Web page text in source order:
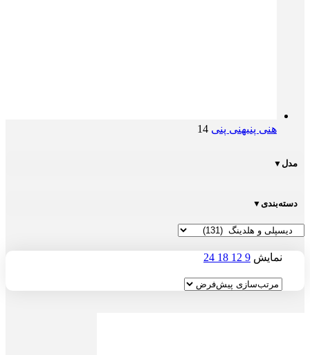
هنی پنیهنی پنی 14
مدل ▼
دسته‌بندی▼
نمایش 9
12
18
24